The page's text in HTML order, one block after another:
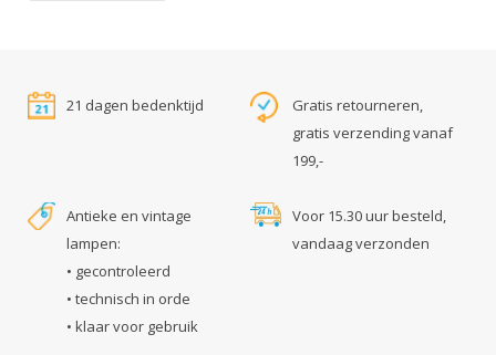
21 dagen bedenktijd
Gratis retourneren,
gratis verzending vanaf
199,-
Antieke en vintage
lampen:
• gecontroleerd
• technisch in orde
• klaar voor gebruik
Voor 15.30 uur besteld,
vandaag verzonden